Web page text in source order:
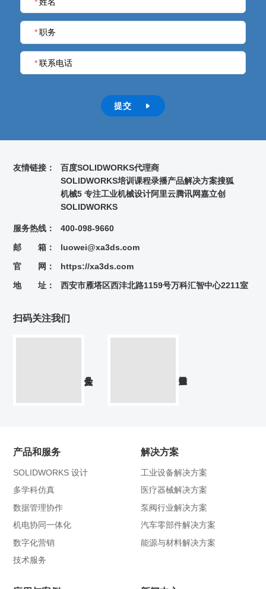
* 职务
* 联系电话
提交 
友情链接： 百度SOLIDWORKS代理商
SOLIDWORKS培训课程录播产品解决方案搜狐
机械5 专注工业机械设计阿里云腾讯网嘉立创
SOLIDWORKS
服务热线：
400-098-9660
邮 箱：
luowei@xa3ds.com
官 网：
https://xa3ds.com
地 址：
西安市雁塔区西沣北路1159号万科汇智中心2211室
扫码关注我们
产品和服务
SOLIDWORKS 设计
多学科仿真
数据管理协作
机电协同一体化
数字化营销
技术服务
解决方案
工业设备解决方案
医疗器械解决方案
泵阀行业解决方案
汽车零部件解决方案
能源与材料解决方案